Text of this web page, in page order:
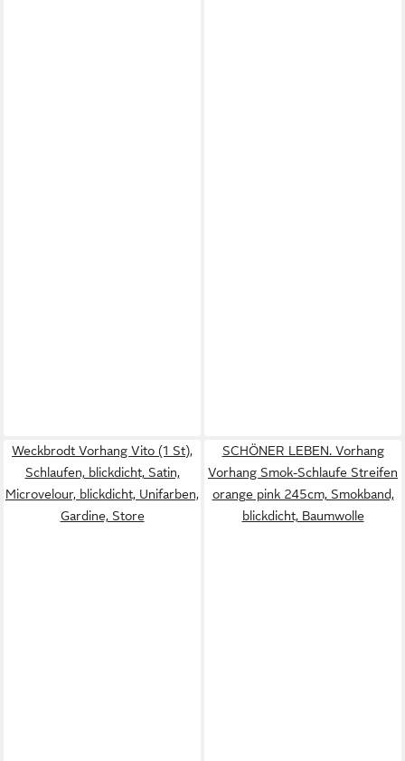
Weckbrodt Vorhang Vito (1 St),
Schlaufen, blickdicht, Satin,
Microvelour, blickdicht, Unifarben,
Gardine, Store
SCHÖNER LEBEN. Vorhang
Vorhang Smok-Schlaufe Streifen
orange pink 245cm, Smokband,
blickdicht, Baumwolle